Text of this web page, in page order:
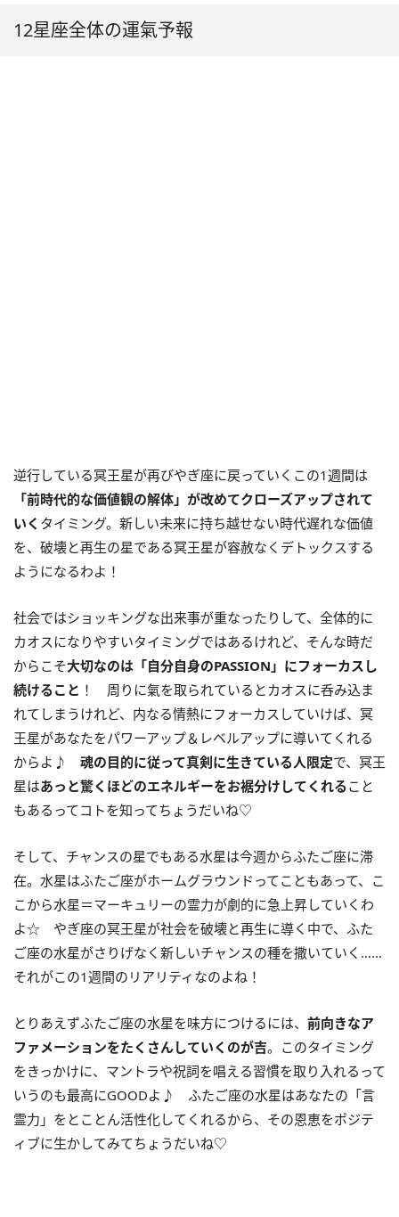
12星座全体の運氣予報
逆行している冥王星が再びやぎ座に戻っていくこの1週間は
「前時代的な価値観の解体」が改めてクローズアップされて
いく タイミング。新しい未来に持ち越せない時代遅れな価値
を、破壊と再生の星である冥王星が容赦なくデトックスする
ようになるわよ！
社会ではショッキングな出来事が重なったりして、全体的に
カオスになりやすいタイミングではあるけれど、そんな時だ
からこそ大切なのは「自分自身のPASSION 」にフォーカスし
続けること ！ 周りに氣を取られているとカオスに呑み込ま
れてしまうけれど、内なる情熱にフォーカスしていけば、冥
王星があなたをパワーアップ＆レベルアップに導いてくれる
からよ♪ 魂の目的に従って真剣に生きている人限定で、冥王
星はあっと驚くほどのエネルギーをお裾分けしてくれる こと
もあるってコトを知ってちょうだいね♡
そして、チャンスの星でもある水星は今週からふたご座に滞
在。水星はふたご座がホームグラウンドってこともあって、こ
こから水星＝マーキュリーの霊力が劇的に急上昇していくわ
よ☆ やぎ座の冥王星が社会を破壊と再生に導く中で、ふた
ご座の水星がさりげなく新しいチャンスの種を撒いていく……
それがこの1週間のリアリティなのよね！
とりあえずふたご座の水星を味方につけるには、 前向きなア
ファメーションをたくさんしていくのが吉。このタイミング
をきっかけに、マントラや祝詞を唱える習慣を取り入れるって
いうのも最高にGOODよ♪ ふたご座の水星はあなたの「言
霊力」をとことん活性化してくれるから、その恩恵をポジテ
ィブに生かしてみてちょうだいね♡